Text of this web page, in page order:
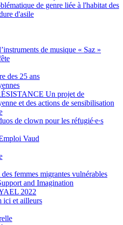
de genre liée à l'habitat des
d'asile
de musique « Saz »
des 25 ans
Un projet de
et des actions de sensibilisation
de clown pour les réfugié∙e∙s
Vaud
femmes migrantes vulnérables
and Imagination
2022
ici et ailleurs